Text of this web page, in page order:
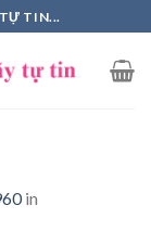
TIN...
in